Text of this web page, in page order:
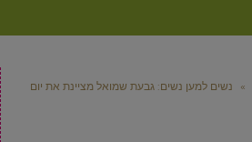
» נשים למען נשים: גבעת שמואל מציינת את יום